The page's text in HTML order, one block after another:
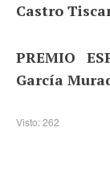
Castro
PREMIO
García
Visto: 262